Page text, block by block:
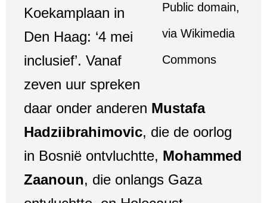
Public domain,
via Wikimedia
Commons
Koekamplaan in
Den Haag: ‘4 mei
inclusief’. Vanaf
zeven uur spreken
daar onder anderen Mustafa
Hadziibrahimovic, die de oorlog
in Bosnië ontvluchtte, Mohammed
Zaanoun, die onlangs Gaza